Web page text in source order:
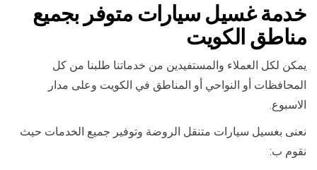
خدمة غسيل سيارات متوفر بجميع
مناطق الكويت
يمكن لكل العملاء والمستفيدين من خدماتنا طلبنا من كل
المحافظات أو النواحي أو المناطق في الكويت وعلى مدار
الاسبوع.
نعنى بغسيل سيارات متنقل الروضة وتوفير جميع الخدمات حيث
نقوم ب: